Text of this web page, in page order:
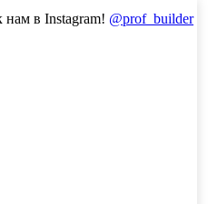
нам в Instagram! @prof_builder